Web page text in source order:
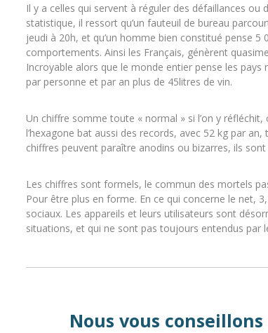
Il y a celles qui servent à réguler des défaillances
statistique, il ressort qu’un fauteuil de bureau
jeudi à 20h, et qu’un homme bien constitué pense
comportements. Ainsi les Français, génèrent
Incroyable alors que le monde entier pense les
par personne et par an plus de 45litres de vin.
Un chiffre somme toute « normal » si l’on y
l’hexagone bat aussi des records, avec 52 kg par
chiffres peuvent paraître anodins ou bizarres, ils
Les chiffres sont formels, le commun des mortels
Pour être plus en forme. En ce qui concerne le net,
sociaux. Les appareils et leurs utilisateurs sont
situations, et qui ne sont pas toujours entendus par
Nous vous